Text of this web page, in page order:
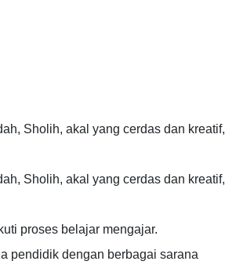
Sholih, akal yang cerdas dan kreatif,
Sholih, akal yang cerdas dan kreatif,
proses belajar mengajar.
pendidik dengan berbagai sarana